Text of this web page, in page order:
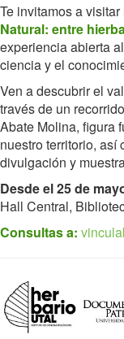
Te invitamos a
Natural: entre
experiencia abierta
ciencia y el
Ven a descubrir el
través de un
Abate Molina, figura
nuestro territorio, así
divulgación y
Desde el 25 de
Hall Central,
Consultas a: